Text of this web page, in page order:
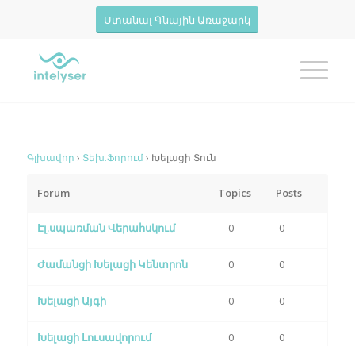
Ստանալ Գնային Առաջարկ
Գլխավոր › Տեխ.Ֆորում › Խելացի Տուն
Forum Topics Posts
Էլ.սպառման Վերահսկում 0 0
Ժամանցի Խելացի Կենտրոն 0 0
Խելացի Այգի 0 0
Խելացի Լուսավորում 0 0